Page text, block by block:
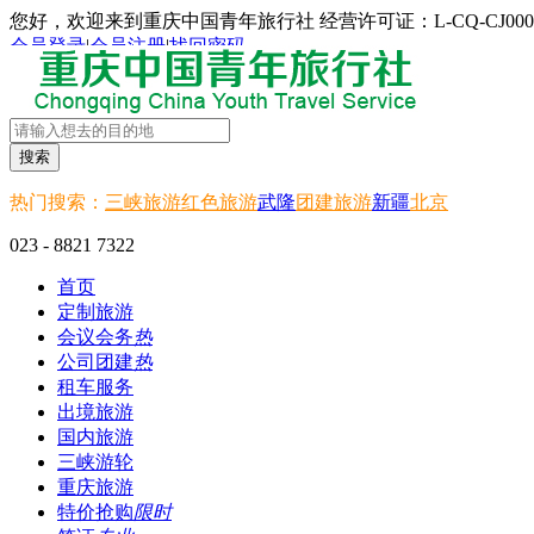
您好，欢迎来到重庆中国青年旅行社 经营许可证：L-CQ-
会员登录|会员注册|找回密码
搜索
热门搜索： 三峡旅游红色旅游武隆团建旅游新疆北京
023 - 8821 7322
首页
定制旅游
会议会务热
公司团建热
租车服务
出境旅游
国内旅游
三峡游轮
重庆旅游
特价抢购限时